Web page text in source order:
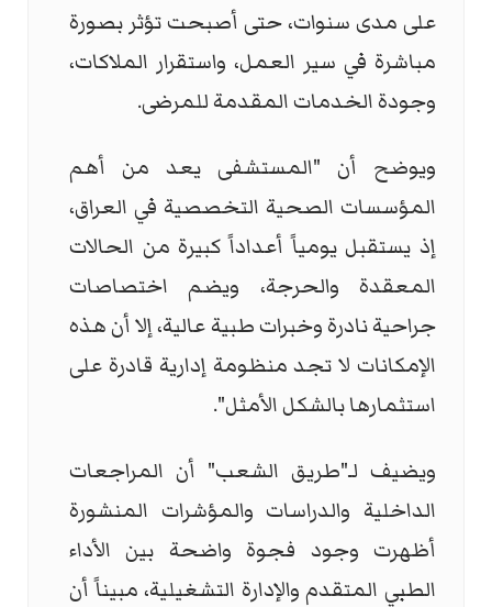
على مدى سنوات، حتى أصبحت تؤثر بصورة
مباشرة في سير العمل، واستقرار الملاكات،
وجودة الخدمات المقدمة للمرضى.
ويوضح أن "المستشفى يعد من أهم
المؤسسات الصحية التخصصية في العراق،
إذ يستقبل يومياً أعداداً كبيرة من الحالات
المعقدة والحرجة، ويضم اختصاصات
جراحية نادرة وخبرات طبية عالية، إلا أن هذه
الإمكانات لا تجد منظومة إدارية قادرة على
استثمارها بالشكل الأمثل".
ويضيف لـ"طريق الشعب" أن المراجعات
الداخلية والدراسات والمؤشرات المنشورة
أظهرت وجود فجوة واضحة بين الأداء
الطبي المتقدم والإدارة التشغيلية، مبيناً أن